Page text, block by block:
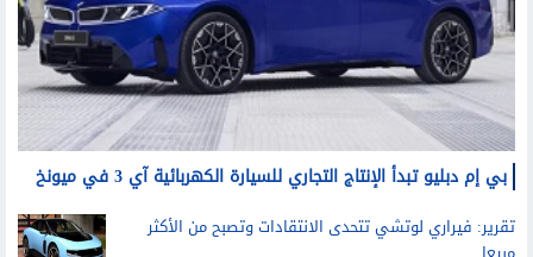
بي إم دبليو تبدأ الإنتاج التجاري للسيارة الكهربائية آي 3 في ميونخ
مبيعا